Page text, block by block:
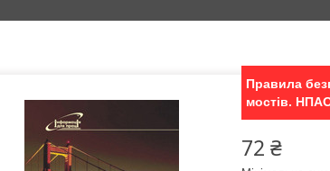
Правила
мостів.
72 ₴